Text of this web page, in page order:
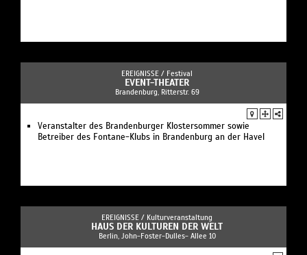
EREIGNISSE / Festival
EVENT-THEATER
Brandenburg, Ritterstr. 69
Veranstalter des Brandenburger Klostersommer sowie
Betreiber des Fontane-Klubs in Brandenburg an der Havel
EREIGNISSE / Kulturveranstaltung
HAUS DER KULTUREN DER WELT
Berlin, John-Foster-Dulles- Allee 10